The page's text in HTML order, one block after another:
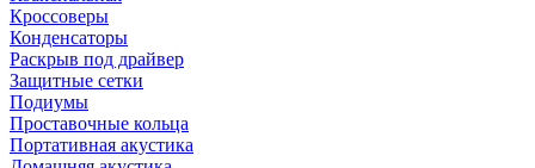
Кроссоверы
Конденсаторы
Раскрыв под драйвер
Защитные сетки
Подиумы
Проставочные кольца
Портативная акустика